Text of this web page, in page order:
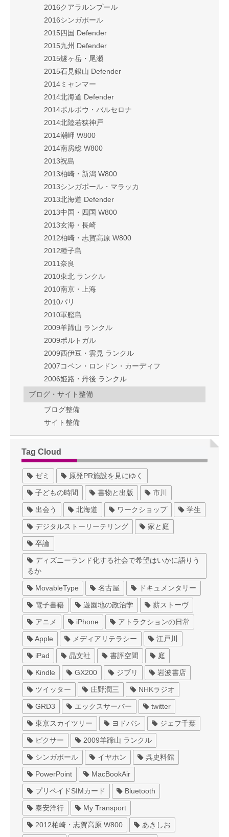
2016クアラルンプール
2016シンガポール
2015四国 Defender
2015九州 Defender
2015燧ヶ岳・尾瀬
2015石見銀山 Defender
2014ミャンマー
2014北海道 Defender
2014ポルボウ・バルセロナ
2014北陸若狭神戸
2014潮岬 W800
2014南房総 W800
2013祝島
2013柏崎・新潟 W800
2013シンガポール・マラッカ
2013北海道 Defender
2013中国・四国 W800
2013玄海・長崎
2012柏崎・志賀高原 W800
2012種子島
2011奈良
2010東北 ランクル
2010南京・上海
2010パリ
2010軍艦島
2009羊蹄山 ランクル
2009ポルトガル
2009西伊豆・雲見 ランクル
2007コペン・ロンドン・カーディフ
2006姫路・丹後 ランクル
ブログ・サイト整備
ブログ整備
サイト整備
Tag Cloud
ゼミ 原発PR施設を見にゆく
子どもの時間 書物と出版 市川
出会う 北海道 ワークショップ 学生
デジタルストーリーテリング 家と庭
卒論
ディズニーランド化する社会で希望はいかに語りう
るか
MovableType 名古屋 ドキュメンタリー
電子書籍 遊園地の政治学 薪ストーヴ
アニメ iPhone アトラクションの日常
Apple メディアリテラシー 江戸川
iPad 晶文社 書評空間 庭
Kindle GX200 ジブリ 岩波書店
ツイッター 庄野潤三 NHKラジオ
GRD3 エックスサーバー twitter
東京スカイツリー ヨドバシ ジェフ千葉
ピクサー 2009羊蹄山 ランクル
シンガポール イヤホン 呉史料館
PowerPoint MacBookAir
プリペイドSIMカード Bluetooth
泰安洋行 My Transport
2012柏崎・志賀高原 W800 あきしお